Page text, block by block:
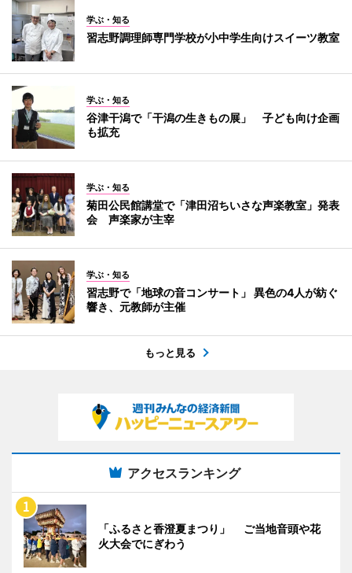
学ぶ・知る
習志野調理師専門学校が小中学生向けスイーツ教室
学ぶ・知る
谷津干潟で「干潟の生きもの展」 子ども向け企画
も拡充
学ぶ・知る
菊田公民館講堂で「津田沼ちいさな声楽教室」発表
会 声楽家が主宰
学ぶ・知る
習志野で「地球の音コンサート」 異色の4人が紡ぐ
響き、元教師が主催
もっと見る
アクセスランキング
「ふるさと香澄夏まつり」 ご当地音頭や花
火大会でにぎわう